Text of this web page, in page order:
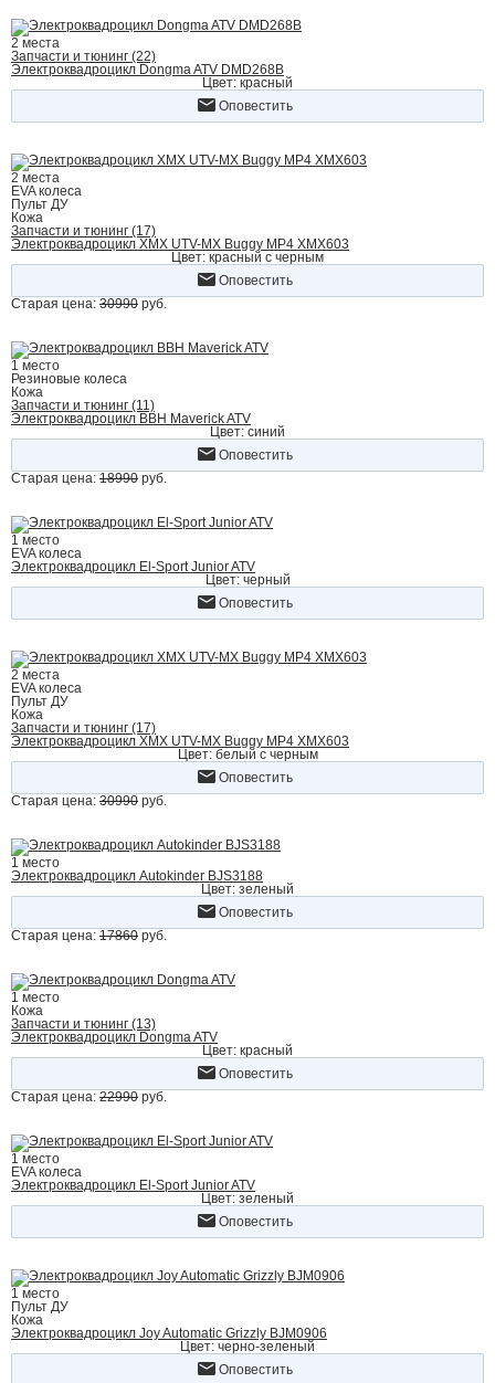
2 места
Запчасти и тюнинг (22)
Электроквадроцикл Dongma ATV DMD268B
Цвет: красный
Оповестить
2 места
EVA колеса
Пульт ДУ
Кожа
Запчасти и тюнинг (17)
Электроквадроцикл XMX UTV-MX Buggy MP4 XMX603
Цвет: красный с черным
Оповестить
Старая цена: 30990 руб.
1 место
Резиновые колеса
Кожа
Запчасти и тюнинг (11)
Электроквадроцикл BBH Maverick ATV
Цвет: синий
Оповестить
Старая цена: 18990 руб.
1 место
EVA колеса
Электроквадроцикл El-Sport Junior ATV
Цвет: черный
Оповестить
2 места
EVA колеса
Пульт ДУ
Кожа
Запчасти и тюнинг (17)
Электроквадроцикл XMX UTV-MX Buggy MP4 XMX603
Цвет: белый с черным
Оповестить
Старая цена: 30990 руб.
1 место
Электроквадроцикл Autokinder BJS3188
Цвет: зеленый
Оповестить
Старая цена: 17860 руб.
1 место
Кожа
Запчасти и тюнинг (13)
Электроквадроцикл Dongma ATV
Цвет: красный
Оповестить
Старая цена: 22990 руб.
1 место
EVA колеса
Электроквадроцикл El-Sport Junior ATV
Цвет: зеленый
Оповестить
1 место
Пульт ДУ
Кожа
Электроквадроцикл Joy Automatic Grizzly BJM0906
Цвет: черно-зеленый
Оповестить